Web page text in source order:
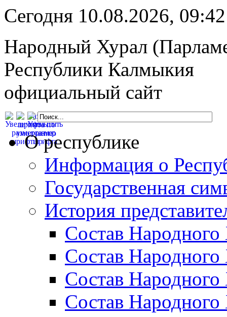
Сегодня 10.08.2026,
Народный Хурал
Республики Калмыкия
официальный сайт
О республике
Информация о
Государственная
История
Состав Народного
Состав
Состав
Состав